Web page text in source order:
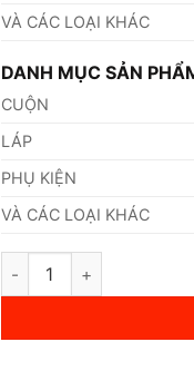
VÀ CÁC LOẠI KHÁC
DANH MỤC SẢN
CUỘN
LÁP
PHỤ KIỆN
VÀ CÁC LOẠI KHÁC
Thép 1.4558 quantity